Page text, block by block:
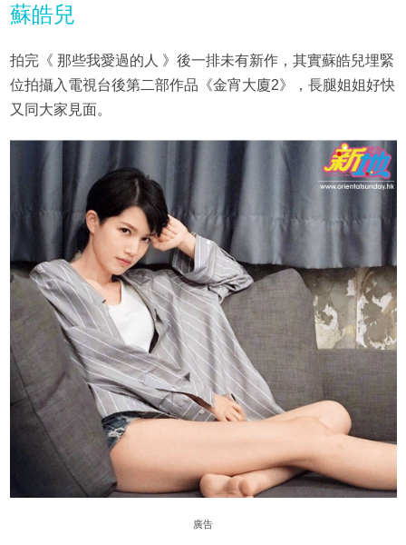
蘇皓兒
拍完《 那些我愛過的人 》後一排未有新作，其實蘇皓兒埋緊
位拍攝入電視台後第二部作品《金宵大廈2》，長腿姐姐好快
又同大家見面。
廣告